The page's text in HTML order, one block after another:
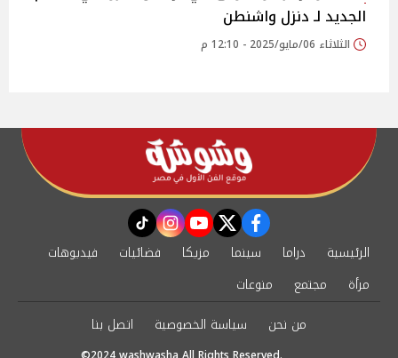
الجديد لـ دنزل واشنطن
الثلاثاء 06/مايو/2025 - 12:10 م
facebook
twitter
youtube
instagram
tiktok
الرئيسية دراما سينما مزيكا فضائيات
فيديوهات
مرأة
مجتمع
منوعات
من نحن
سياسة الخصوصية اتصل بنا